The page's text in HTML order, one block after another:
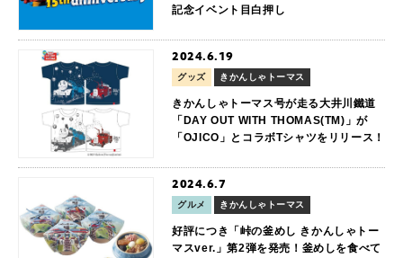
記念イベント目白押し
2024.6.19
グッズ きかんしゃトーマス
きかんしゃトーマス号が走る大井川鐵道
「DAY OUT WITH THOMAS(TM)」が
「OJICO」とコラボTシャツをリリース！
2024.6.7
グルメ きかんしゃトーマス
好評につき「峠の釜めし きかんしゃトー
マスver.」第2弾を発売！釜めしを食べて